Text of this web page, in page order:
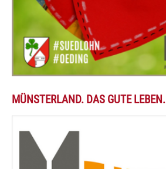
MÜNSTERLAND. DAS GUTE LEBEN.